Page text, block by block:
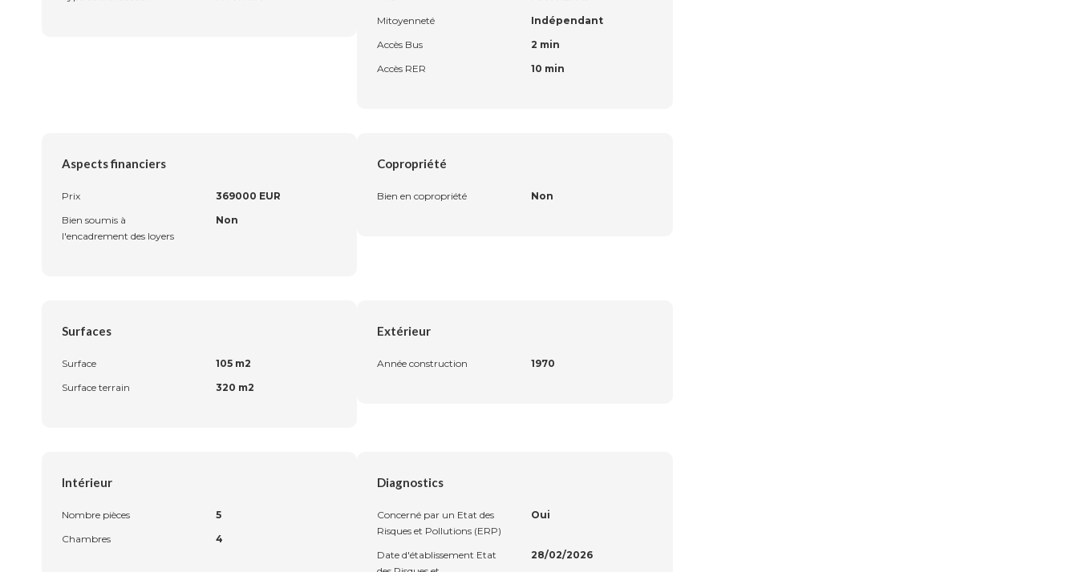
Mitoyenneté
Indépendant
Accès Bus
2 min
Accès RER
10 min
Aspects financiers
Prix
369000 EUR
Bien soumis à
l'encadrement des loyers
Non
Copropriété
Bien en copropriété Non
Surfaces
Surface
105 m2
Surface terrain
320 m2
Extérieur
Année construction 1970
Intérieur
Nombre pièces
5
Chambres
4
Diagnostics
Concerné par un Etat des
Risques et Pollutions (ERP)
Oui
Date d'établissement Etat
28/02/2026